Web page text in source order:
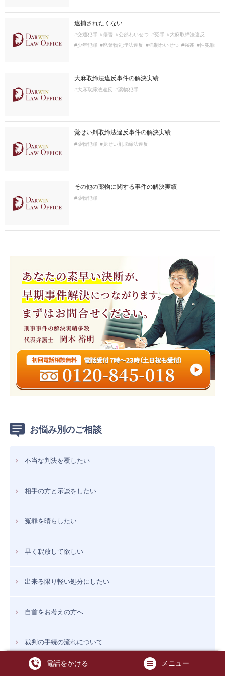
逮捕されたくない
#交通犯罪 #傷害 #公然わいせつ #冤罪 #大麻取締法違反
#少年犯罪 #廃棄物処理法違反 #強制わいせつ #強姦 #性犯罪
#詐欺 #財産犯 #迷惑行為防止条例違反 #逮捕 #風営法違反
#麻薬及び向精神薬取締法違反
大麻取締法違反事件の解決実績
#大麻取締法違反 #薬物犯罪
覚せい剤取締法違反事件の解決実績
#薬物犯罪 #覚せい剤取締法違反
その他の薬物に関する事件の解決実績
#薬物犯罪
お悩み別のご相談
不当な判決を覆したい
相手の方と示談をしたい
冤罪を晴らしたい
早く釈放して欲しい
出来る限り軽い処分にしたい
自首をお考えの方へ
裁判の手続の流れについて
警察や検察の取調べをうけている又は受ける前の方
電話をかける メニュー
トップ ご相談内容